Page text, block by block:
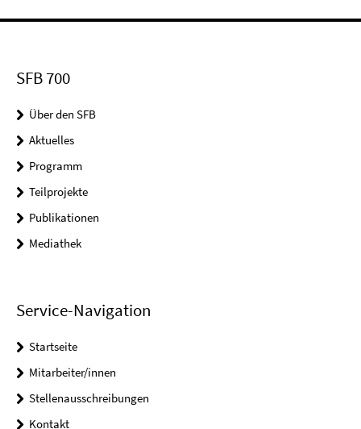
SFB 700
Über den SFB
Aktuelles
Programm
Teilprojekte
Publikationen
Mediathek
Service-Navigation
Startseite
Mitarbeiter/innen
Stellenausschreibungen
Kontakt